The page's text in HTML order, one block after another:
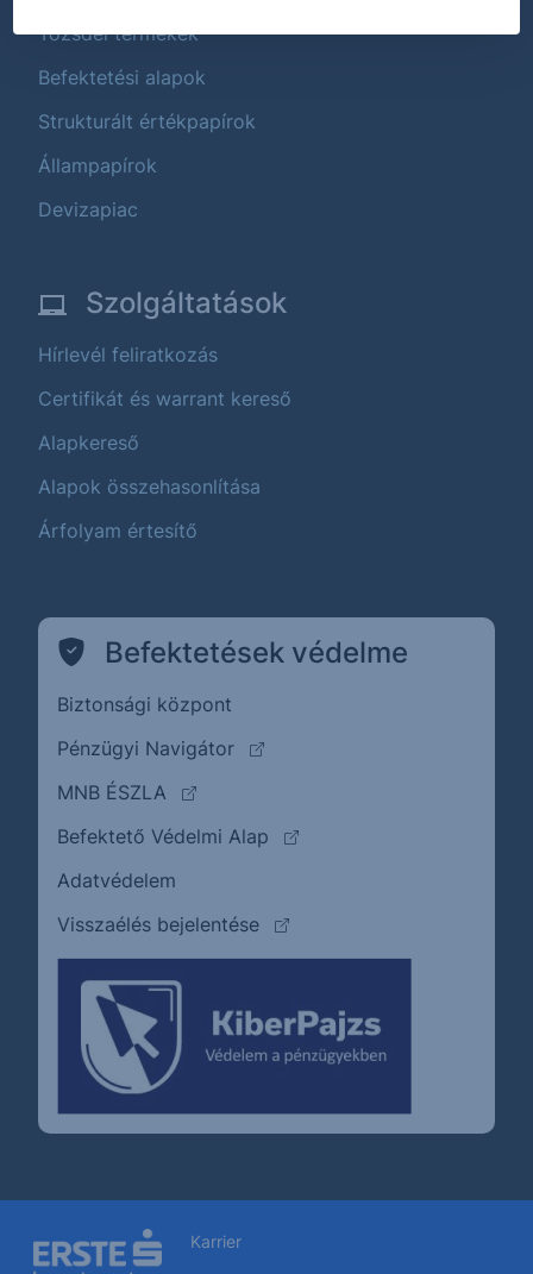
Tőzsdei termékek
Befektetési alapok
Strukturált értékpapírok
Állampapírok
Devizapiac
Szolgáltatások
Hírlevél feliratkozás
Certifikát és warrant kereső
Alapkereső
Alapok összehasonlítása
Árfolyam értesítő
Befektetések védelme
Biztonsági központ
Pénzügyi Navigátor
(külső oldalra ugrik)
MNB ÉSZLA
(külső oldalra ugrik)
Befektető Védelmi Alap
(külső oldalra ugrik)
Adatvédelem
Visszaélés bejelentése
(külső oldalra ugrik)
Karrier